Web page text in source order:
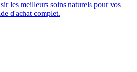
les meilleurs soins naturels pour vos
d'achat complet.